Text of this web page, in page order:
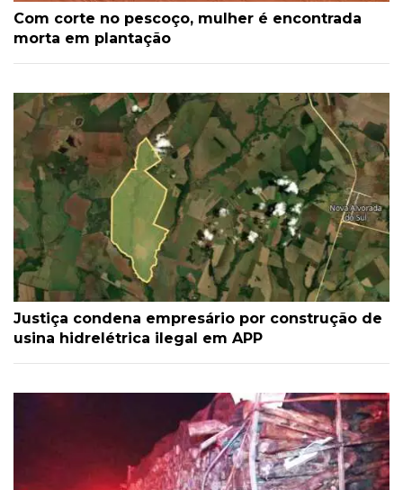
Com corte no pescoço, mulher é encontrada
morta em plantação
Justiça condena empresário por construção de
usina hidrelétrica ilegal em APP